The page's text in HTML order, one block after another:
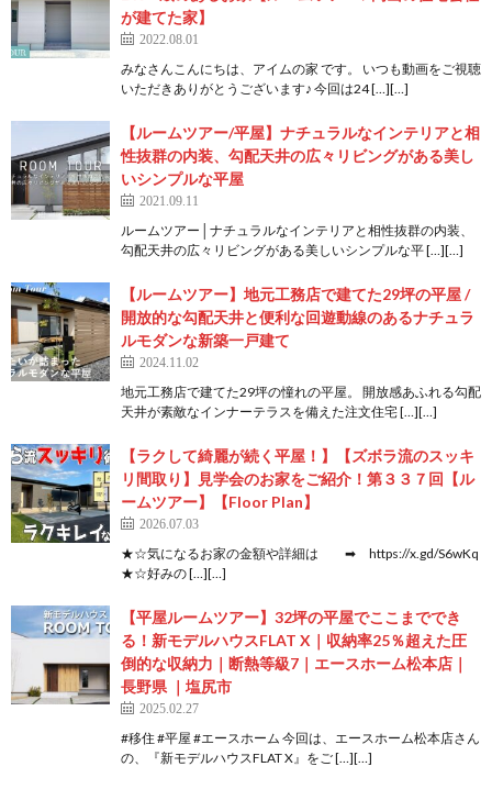
が建てた家】
2022.08.01
みなさんこんにちは、アイムの家 です。 いつも動画をご視聴
いただきありがとうございます♪ 今回は24 […][…]
【ルームツアー/平屋】ナチュラルなインテリアと相
性抜群の内装、勾配天井の広々リビングがある美し
いシンプルな平屋
2021.09.11
ルームツアー│ナチュラルなインテリアと相性抜群の内装、
勾配天井の広々リビングがある美しいシンプルな平 […][…]
【ルームツアー】地元工務店で建てた29坪の平屋 /
開放的な勾配天井と便利な回遊動線のあるナチュラ
ルモダンな新築一戸建て
2024.11.02
地元工務店で建てた29坪の憧れの平屋。 開放感あふれる勾配
天井が素敵なインナーテラスを備えた注文住宅 […][…]
【ラクして綺麗が続く平屋！】【ズボラ流のスッキ
リ間取り】見学会のお家をご紹介！第３３７回【ル
ームツアー】【Floor Plan】
2026.07.03
★☆気になるお家の金額や詳細は ➡ https://x.gd/S6wKq
★☆好みの […][…]
【平屋ルームツアー】32坪の平屋でここまででき
る！新モデルハウスFLAT X｜収納率25％超えた圧
倒的な収納力｜断熱等級7｜エースホーム松本店｜
長野県 ｜塩尻市
2025.02.27
#移住 #平屋 #エースホーム 今回は、エースホーム松本店さん
の、『新モデルハウスFLAT X』をご […][…]